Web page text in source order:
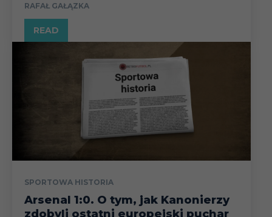
RAFAŁ GAŁĄZKA
READ
SPORTOWA HISTORIA
Arsenal 1:0. O tym, jak Kanonierzy
zdobyli ostatni europejski puchar